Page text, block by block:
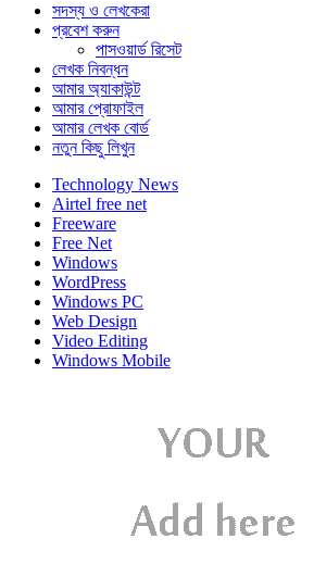
সদস্য ও লেখকেরা
প্রবেশ করুন
পাসওয়ার্ড রিসেট
লেখক নিবন্ধন
আমার অ্যাকাউন্ট
আমার প্রোফাইল
আমার লেখক বোর্ড
নতুন কিছু লিখুন
Technology News
Airtel free net
Freeware
Free Net
Windows
WordPress
Windows PC
Web Design
Video Editing
Windows Mobile